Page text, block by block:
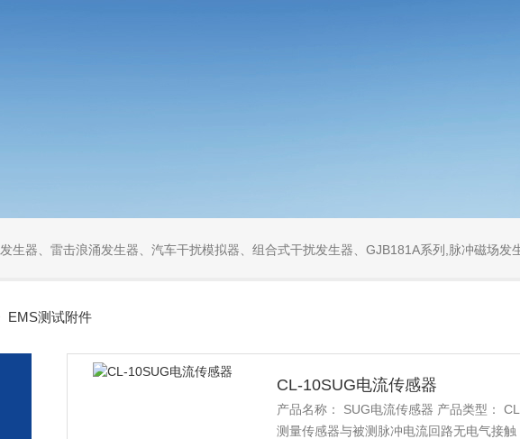
浪涌发生器、汽车干扰模拟器、组合式干扰发生器、GJB181A系列,脉冲磁场发生器,工频磁场发生器,衰减振荡波发生器,同轴衰减器,同
EMS测试附件
CL-10SUG电流传感器
产品名称： SUG电流传感器 产品类型： CL-10 适用于4/10us、8/20us、5/35us系列浪涌电流波流量准确度为1级，该
测量传感器与被测脉冲电流回路无电气接